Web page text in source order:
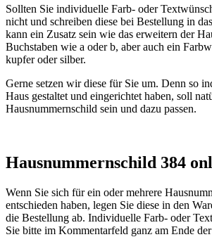
Sollten Sie individuelle Farb- oder
nicht und schreiben diese bei Bestellung in
kann ein Zusatz sein wie das erweitern der
Buchstaben wie a oder b, aber auch ein
kupfer oder silber.
Gerne setzen wir diese für Sie um. Denn so
Haus gestaltet und eingerichtet haben, soll
Hausnummernschild sein und dazu passen.
Hausnummernschild 384
Wenn Sie sich für ein oder mehrere
entschieden haben, legen Sie diese in den
die Bestellung ab. Individuelle Farb- oder
Sie bitte im Kommentarfeld ganz am Ende